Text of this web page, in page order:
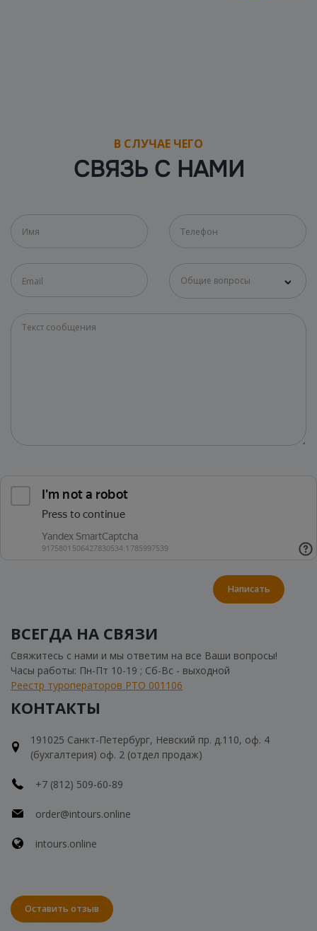
В СЛУЧАЕ ЧЕГО
СВЯЗЬ С НАМИ
Общие вопросы
Написать
ВСЕГДА НА СВЯЗИ
Свяжитесь с нами и мы ответим на все Ваши вопросы!
Часы работы: Пн-Пт 10-19 ; Сб-Вс - выходной
Реестр туроператоров РТО 001106
КОНТАКТЫ
191025 Санкт-Петербург, Невский пр. д.110, оф. 4
(бухгалтерия) оф. 2 (отдел продаж)
+7 (812) 509-60-89
order@intours.online
intours.online
Оставить отзыв